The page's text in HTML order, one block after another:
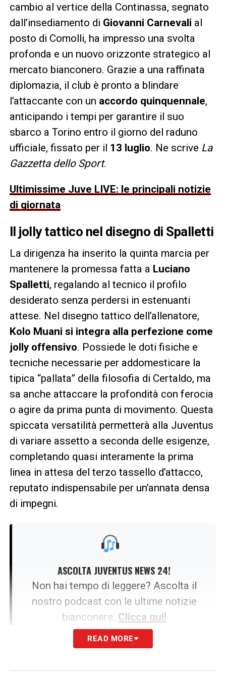
cambio al vertice della Continassa, segnato
dall’insediamento di Giovanni Carnevali al
posto di Comolli, ha impresso una svolta
profonda e un nuovo orizzonte strategico al
mercato bianconero. Grazie a una raffinata
diplomazia, il club è pronto a blindare
l’attaccante con un accordo quinquennale,
anticipando i tempi per garantire il suo
sbarco a Torino entro il giorno del raduno
ufficiale, fissato per il 13 luglio. Ne scrive La
Gazzetta dello Sport.
Ultimissime Juve LIVE: le principali notizie
di giornata
Il jolly tattico nel disegno di Spalletti
La dirigenza ha inserito la quinta marcia per
mantenere la promessa fatta a Luciano
Spalletti, regalando al tecnico il profilo
desiderato senza perdersi in estenuanti
attese. Nel disegno tattico dell’allenatore,
Kolo Muani si integra alla perfezione come
jolly offensivo. Possiede le doti fisiche e
tecniche necessarie per addomesticare la
tipica “pallata” della filosofia di Certaldo, ma
sa anche attaccare la profondità con ferocia
o agire da prima punta di movimento. Questa
spiccata versatilità permetterà alla Juventus
di variare assetto a seconda delle esigenze,
completando quasi interamente la prima
linea in attesa del terzo tassello d’attacco,
reputato indispensabile per un’annata densa
di impegni.
ASCOLTA JUVENTUS NEWS 24!
Non hai tempo di leggere? Ascolta il
nostro podcast con le ultime notizie
bianconere. Clicca qui!
READ MORE